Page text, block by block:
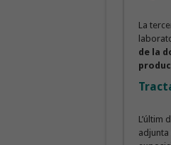
La
de la
L’últim
adjunta